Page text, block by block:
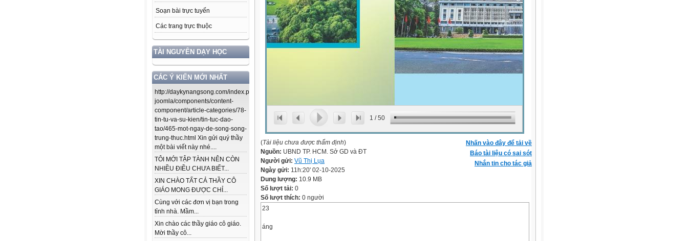
Soạn bài trực tuyến
Các trang trực thuộc
TÀI NGUYÊN DẠY HỌC
CÁC Ý KIẾN MỚI NHẤT
http://daykynangsong.com/index.php/using-
joomla/components/content-
component/article-categories/78-
tin-tu-va-su-kien/tin-tuc-dao-
tao/465-mot-ngay-de-song-song-
trung-thuc.html Xin gửi quý thầy
một bài viết này nhé....
TÔI MỚI TẬP TÀNH NÊN CÒN
NHIỀU ĐIỀU CHƯA BIẾT...
XIN CHÀO TẤT CẢ THẦY CÔ
GIÁO MONG ĐƯỢC CHỈ...
Cùng với các đơn vị bạn trong
tỉnh nhà. Mầm...
Xin chào các thầy giáo cô giáo.
Mời thầy cô...
1 /50
Nhấn vào đây để tải về
Báo tài liệu có sai sót
Nhắn tin cho tác giả
(Tài liệu chưa được thẩm định)
Nguồn: UBND TP. HCM. Sở GD và ĐT
Người gửi: Vũ Thị Lụa
Ngày gửi: 11h:20' 02-10-2025
Dung lượng: 10.9 MB
Số lượt tải: 0
Số lượt thích: 0 người
23
áng